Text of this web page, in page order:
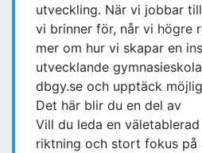
utveckling. När vi jobbar
vi brinner för, når vi högre
mer om hur vi skapar en
utvecklande
dbgy.se och upptäck
Det här blir du en del av
Vill du leda en
riktning och stort fokus på